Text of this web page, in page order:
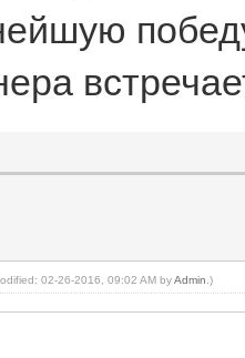
02-26-2016, 09:02 AM byAdmin .)